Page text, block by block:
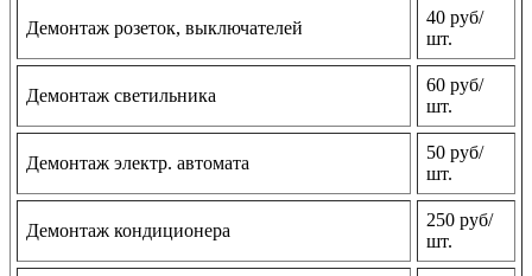
Демонтаж розеток, выключателей
40 руб/
шт.
Демонтаж светильника
60 руб/
шт.
Демонтаж электр. автомата
50 руб/
шт.
Демонтаж кондиционера
250 руб/
шт.